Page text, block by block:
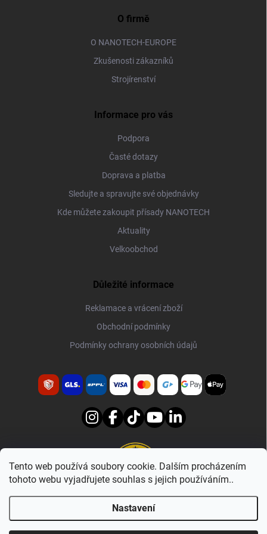
Tento web používá soubory cookie. Dalším procházením
tohoto webu vyjadřujete souhlas s jejich používáním..
Nastavení
O firmě
O NANOTECH-EUROPE
Zkušenosti zákazníků
Strojírenství
Informace pro vás
Podpora
Časté dotazy
Doprava a platba
Sledujte a spravujte své objednávky
Kde můžete zakoupit přísady NANOTECH
Aktuality
Velkoobchod
Důležité informace
Reklamace a vrácení zboží
Obchodní podmínky
Podmínky ochrany osobních údajů
www.nanotech-europe.cz
Copyright 2026NANOTECH-EUROPE. Všechna práva vyhrazena.Upravit